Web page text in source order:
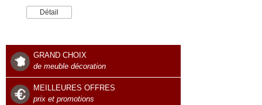
Détail
GRAND CHOIX
de meuble décoration
MEILLEURES OFFRES
prix et promotions